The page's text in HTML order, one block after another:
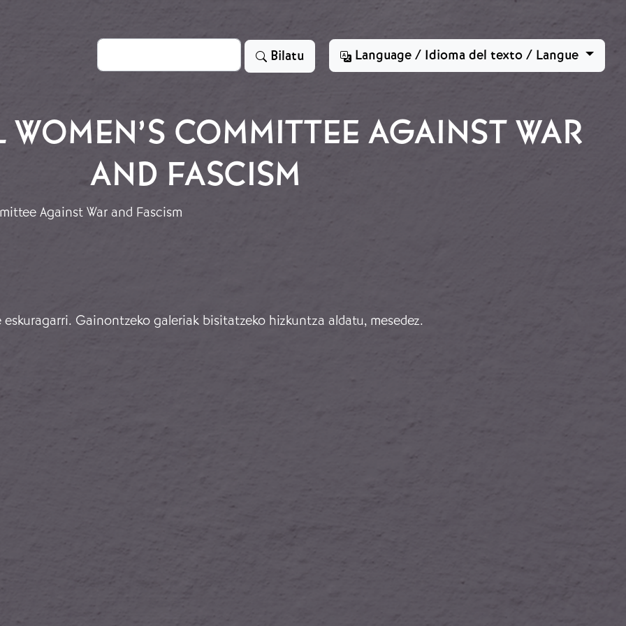
Bilatu Bilatu Language / Idioma del texto / Langue
COMMITTEE AGAINST WAR
AND FASCISM
Against War and Fascism
Gainontzeko galeriak bisitatzeko hizkuntza aldatu, mesedez.